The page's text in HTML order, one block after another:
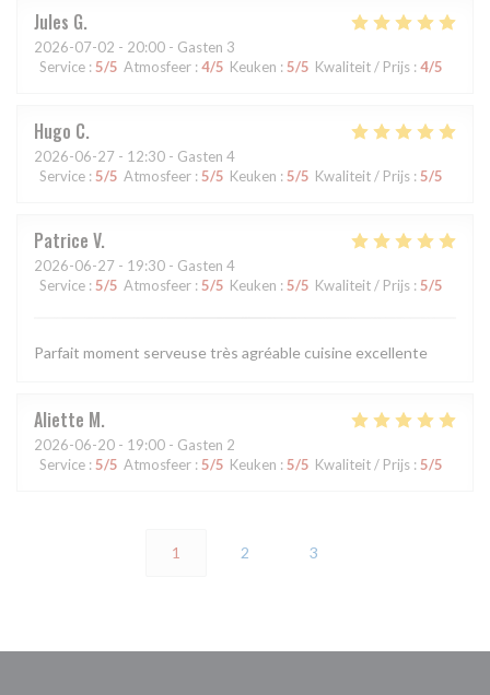
Jules G
2026-07-02 - 20:00 - Gasten 3
Service : 5/5 Atmosfeer : 4/5 Keuken : 5/5 Kwaliteit / Prijs : 4/5
Hugo C
2026-06-27 - 12:30 - Gasten 4
Service : 5/5 Atmosfeer : 5/5 Keuken : 5/5 Kwaliteit / Prijs : 5/5
Patrice V
2026-06-27 - 19:30 - Gasten 4
Service : 5/5 Atmosfeer : 5/5 Keuken : 5/5 Kwaliteit / Prijs : 5/5
Parfait moment serveuse très agréable cuisine excellente
Aliette M
2026-06-20 - 19:00 - Gasten 2
Service : 5/5 Atmosfeer : 5/5 Keuken : 5/5 Kwaliteit / Prijs : 5/5
1 2 3